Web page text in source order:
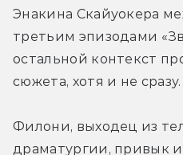
Энакина Скайуокера
третьим эпизодами
остальной контекст
сюжета, хотя и не сразу.
Филони, выходец из
драматургии, привык